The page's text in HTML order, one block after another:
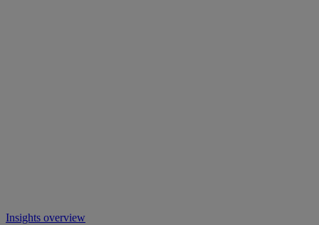
Insights overview